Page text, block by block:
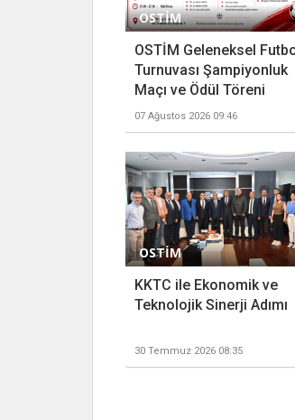
OSTİM
OSTİM Geleneksel
Turnuvası Şampiyonluk
Maçı ve Ödül Töreni
07 Ağustos 2026 09:46
OSTİM
KKTC ile Ekonomik ve
Teknolojik Sinerji Adımı
30 Temmuz 2026 08:35